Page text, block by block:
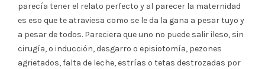
parecía tener el relato perfecto y al parecer la maternidad
es eso que te atraviesa como se le da la gana a pesar tuyo y
a pesar de todos. Pareciera que uno no puede salir ileso, sin
cirugía, o inducción, desgarro o episiotomía, pezones
agrietados, falta de leche, estrías o tetas destrozadas por